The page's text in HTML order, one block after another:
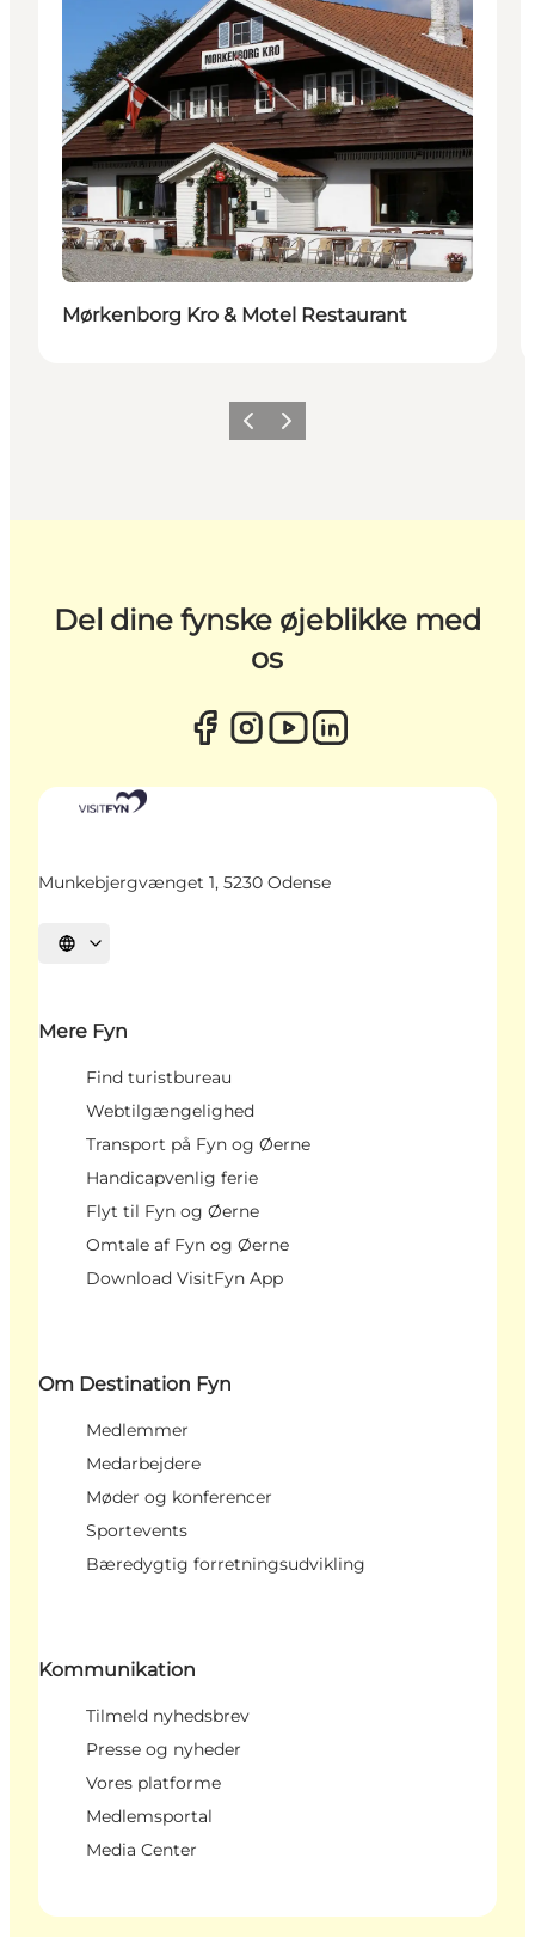
Mørkenborg Kro & Motel Restaurant
ForrigeNæste
Del dine fynske øjeblikke med
os
Munkebjergvænget 1, 5230 Odense
Vælg sprog
Mere Fyn
Find turistbureau
Webtilgængelighed
Transport på Fyn og Øerne
Handicapvenlig ferie
Flyt til Fyn og Øerne
Omtale af Fyn og Øerne
Download VisitFyn App
Om Destination Fyn
Medlemmer
Medarbejdere
Møder og konferencer
Sportevents
Bæredygtig forretningsudvikling
Kommunikation
Tilmeld nyhedsbrev
Presse og nyheder
Vores platforme
Medlemsportal
Media Center